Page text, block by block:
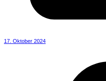
17. Oktober 2024